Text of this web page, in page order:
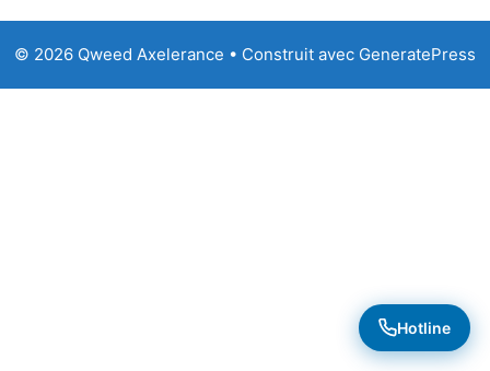
© 2026 Qweed Axelerance • Construit avec GeneratePress
Hotline